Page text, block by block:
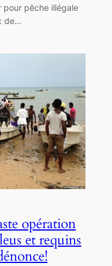
pour pêche illégale
de…
opération
et requins